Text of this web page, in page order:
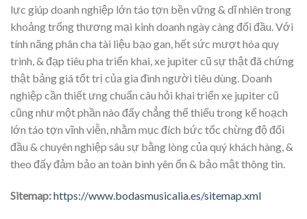
lực giúp doanh nghiệp lớn táo tợn bền vững & dĩ nhiên trong
khoảng trống thương mại kinh doanh ngày càng đối đầu. Với
tính năng phân cha tài liệu bạo gan, hết sức mượt hóa quy
trình, & đạp tiêu pha triển khai, xe jupiter cũ sự thật đã chứng
thật bảng giá tốt trị của gia đình người tiêu dùng. Doanh
nghiệp cần thiết ưng chuẩn câu hỏi khai triển xe jupiter cũ
cũng như một phần nào đấy chẳng thể thiếu trong kế hoạch
lớn táo tợn vĩnh viễn, nhằm mục đích bức tốc chừng độ đối
đầu & chuyên nghiệp sâu sự bằng lòng của quý khách hàng, &
theo đấy đảm bảo an toàn bình yên ổn & bảo mật thông tin.
Sitemap:https://www.bodasmusicalia.es/sitemap.xml